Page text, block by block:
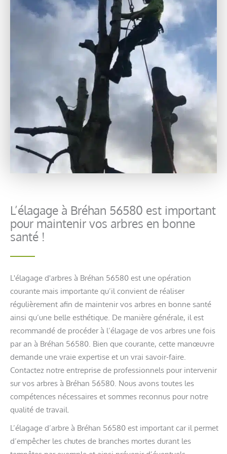
L’élagage à Bréhan 56580 est important
pour maintenir vos arbres en bonne
santé !
L'élagage d'arbres à Bréhan 56580 est une opération
courante mais importante qu’il convient de réaliser
régulièrement afin de maintenir vos arbres en bonne santé
ainsi qu’une belle esthétique. De manière générale, il est
recommandé de procéder à l’élagage de vos arbres une fois
par an à Bréhan 56580. Bien que courante, cette manœuvre
demande une vraie expertise et un vrai savoir-faire.
Contactez notre entreprise de professionnels pour intervenir
sur vos arbres à Bréhan 56580. Nous avons toutes les
compétences nécessaires et sommes reconnus pour notre
qualité de travail.
L’élagage d’arbre à Bréhan 56580 est important car il permet
d’empêcher les chutes de branches mortes durant les